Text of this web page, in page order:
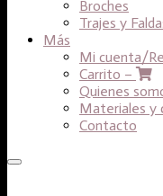
Broches
Trajes y
Más
Mi cuenta/
Carrito –
Quienes
Materiales y
Contacto